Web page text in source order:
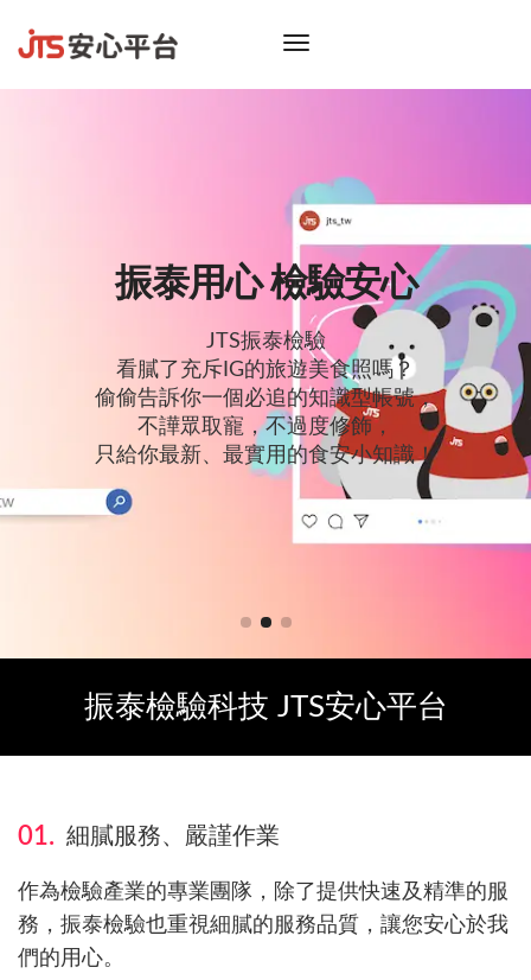
toggle
振泰用心 檢驗安心
JTS振泰檢驗
看膩了充斥IG的旅遊美食照嗎？
偷偷告訴你一個必追的知識型帳號，
不譁眾取寵，不過度修飾，
只給你最新、最實用的食安小知識！
振泰檢驗科技 JTS安心平台
01. 細膩服務、嚴謹作業
作為檢驗產業的專業團隊，除了提供快速及精準的服
務，振泰檢驗也重視細膩的服務品質，讓您安心於我
們的用心。